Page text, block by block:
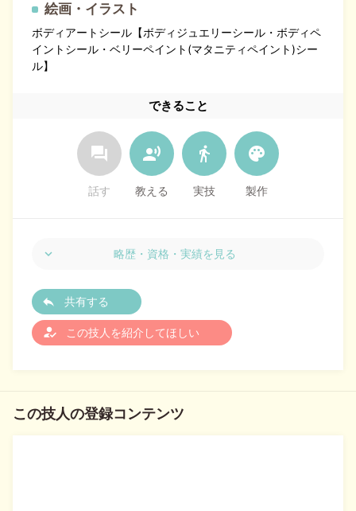
絵画・イラスト
ボディアートシール【ボディジュエリーシール・ボディペ
イントシール・ベリーペイント(マタニティペイント)シー
ル】
できること
forum
話す
record_voice_over
教える
directions_walk
実技
palette
製作
略歴・資格・実績を見る
共有する
how_to_reg この技人を紹介してほしい
この技人の登録コンテンツ